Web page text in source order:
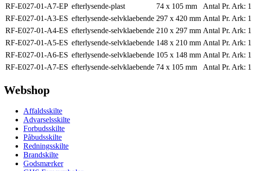
RF-E027-01-A7-EP efterlysende-plast 74 x 105 mm Antal Pr. Ark: 1
RF-E027-01-A3-ES efterlysende-selvklaebende 297 x 420 mm Antal Pr. Ark: 1
RF-E027-01-A4-ES efterlysende-selvklaebende 210 x 297 mm Antal Pr. Ark: 1
RF-E027-01-A5-ES efterlysende-selvklaebende 148 x 210 mm Antal Pr. Ark: 1
RF-E027-01-A6-ES efterlysende-selvklaebende 105 x 148 mm Antal Pr. Ark: 1
RF-E027-01-A7-ES efterlysende-selvklaebende 74 x 105 mm Antal Pr. Ark: 1
Webshop
Affaldsskilte
Advarselsskilte
Forbudsskilte
Påbudsskilte
Redningsskilte
Brandskilte
Godsmærker